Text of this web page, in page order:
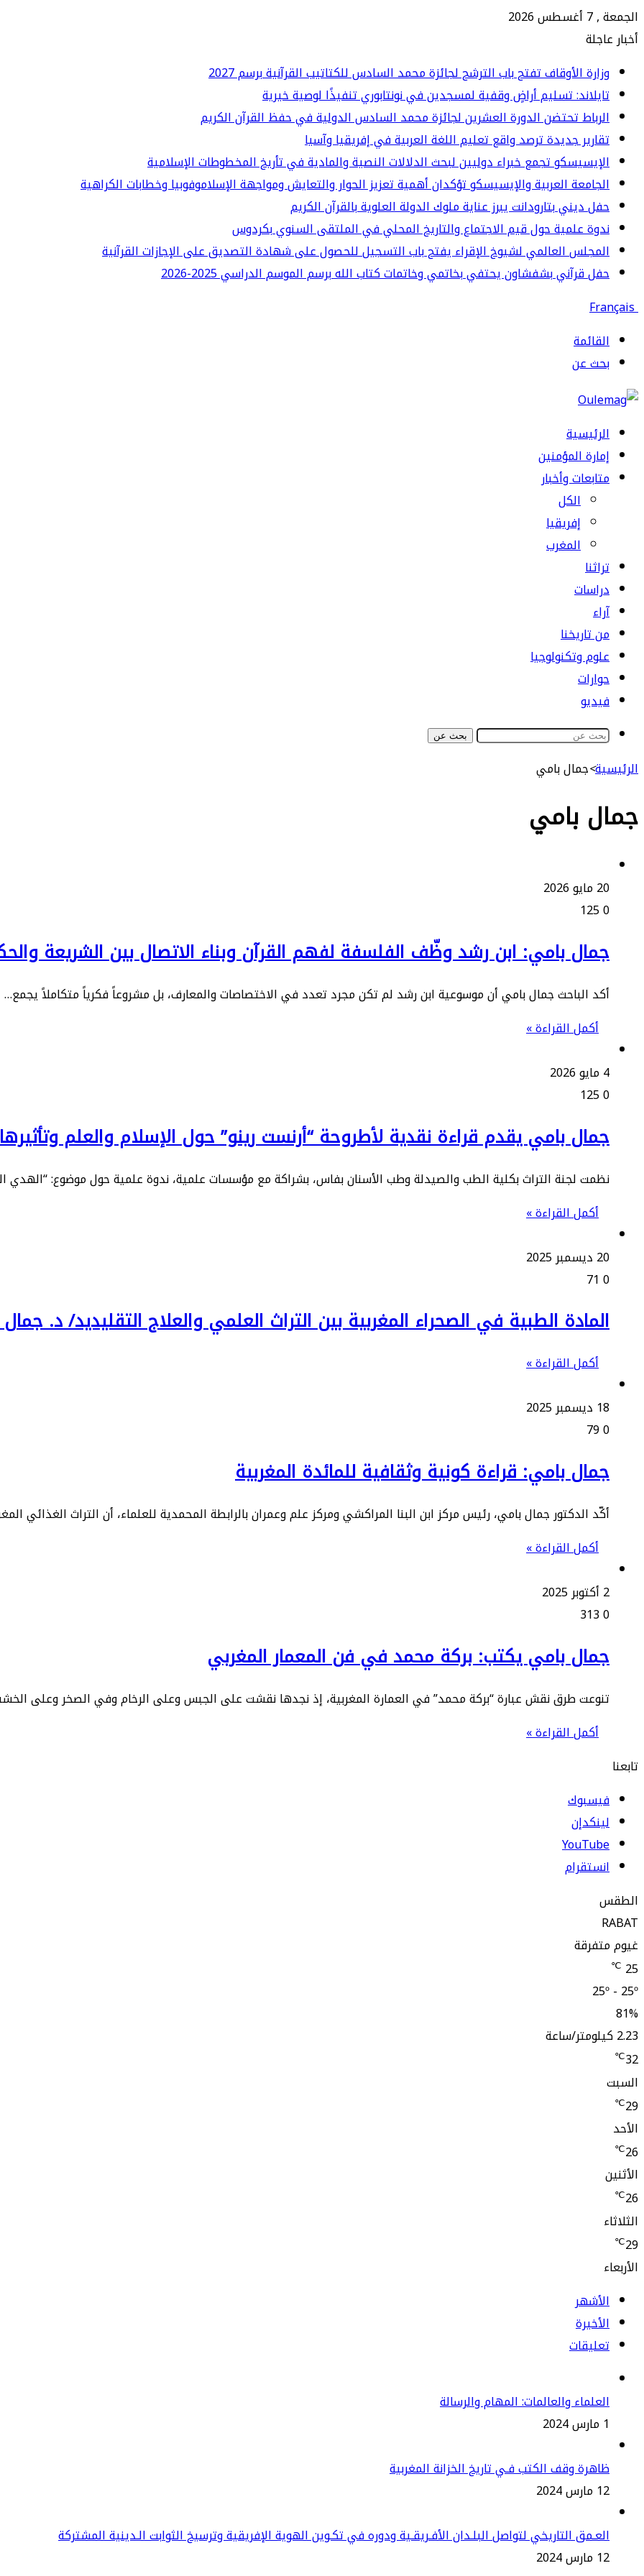
الجمعة , 7 أغسطس 2026
أخبار عاجلة
وزارة الأوقاف تفتح باب الترشح لجائزة محمد السادس للكتاتيب القرآنية برسم 2027
تايلاند: تسليم أراضٍ وقفية لمسجدين في نونتابوري تنفيذًا لوصية خيرية
الرباط تحتضن الدورة العشرين لجائزة محمد السادس الدولية في حفظ القرآن الكريم
تقارير جديدة ترصد واقع تعليم اللغة العربية في إفريقيا وآسيا
الإيسيسكو تجمع خبراء دوليين لبحث الدلالات النصية والمادية في تأريخ المخطوطات الإسلامية
الجامعة العربية والإيسيسكو تؤكدان أهمية تعزيز الحوار والتعايش ومواجهة الإسلاموفوبيا وخطابات الكراهية
حفل ديني بتارودانت يبرز عناية ملوك الدولة العلوية بالقرآن الكريم
ندوة علمية حول قيم الاجتماع والتاريخ المحلي في الملتقى السنوي بكردوس
المجلس العالمي لشيوخ الإقراء يفتح باب التسجيل للحصول على شهادة التصديق على الإجازات القرآنية
حفل قرآني بشفشاون يحتفي بخاتمي وخاتمات كتاب الله برسم الموسم الدراسي 2025-2026
Français
القائمة
بحث عن
الرئيسية
إمارة المؤمنين
متابعات وأخبار
الكل
إفريقيا
المغرب
تراثنا
دراسات
آراء
من تاريخنا
علوم وتكنولوجيا
حوارات
فيديو
بحث عن
الرئيسية>جمال بامي
جمال بامي
20 مايو 2026
0
جمال بامي: ابن رشد وظّف الفلسفة لفهم القرآن وبناء الاتصال بين الشريعة
أكد الباحث جمال بامي أن موسوعية ابن رشد لم تكن مجرد تعدد في الاختصاصات والمعارف، بل مشروعاً فكرياً متكاملاً يجمع…
أكمل القراءة »
4 مايو 2026
0
جمال بامي يقدم قراءة نقدية لأطروحة “أرنست رينو” حول الإسلام والعلم
نظمت لجنة التراث بكلية الطب والصيدلة وطب الأسنان بفاس، بشراكة مع مؤسسات علمية، ندوة علمية حول موضوع: “الهدي
أكمل القراءة »
20 ديسمبر 2025
0
المادة الطبية في الصحراء المغربية بين التراث العلمي والعلاج التقليديد/ د.
أكمل القراءة »
18 ديسمبر 2025
0
جمال بامي: قراءة كونية وثقافية للمائدة المغربية
أكّد الدكتور جمال بامي، رئيس مركز ابن البنا المراكشي ومركز علم وعمران بالرابطة المحمدية للعلماء، أن التراث الغذائي
أكمل القراءة »
2 أكتوبر 2025
0
جمال بامي يكتب: بركة محمد في فن المعمار المغربي
تنوعت طرق نقش عبارة “بركة محمد” في العمارة المغربية، إذ نجدها نقشت على الجبس وعلى الرخام وفي الصخر وعلى
أكمل القراءة »
تابعنا
فيسبوك
لينكدإن
‫YouTube
انستقرام
الطقس
RABAT
غيوم متفرقة
25
℃
25º - 25º
81%
2.23 كيلومتر/ساعة
32
℃
السبت
29
℃
الأحد
26
℃
الأثنين
26
℃
الثلاثاء
29
℃
الأربعاء
الأشهر
الأخيرة
تعليقات
العلماء والعالمات: المهام والرسالة
1 مارس 2024
ظاهرة وقف الكتب فـي تاريخ الخزانة المغربية
12 مارس 2024
العـمق التاريخي لتواصل البلـدان الأفـريقـية ودوره في تكـوين الهوية الإفريقية وترسيخ الثوابت الـدينية المشتركة
12 مارس 2024